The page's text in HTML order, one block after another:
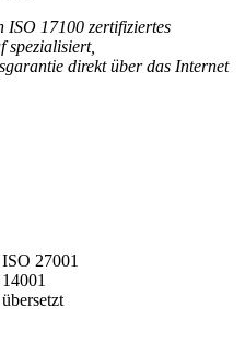
ISO 17100 zertifiziertes
spezialisiert,
direkt über das Internet
27001